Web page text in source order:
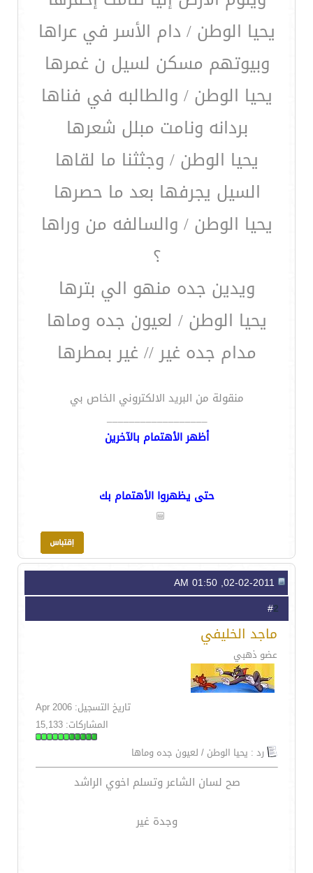
يحيا الوطن / دام الأسر في عراها
وبيوتهم مسكن لسيل ن غمرها
يحيا الوطن / والطالبه في فناها
بردانه ونامت مبلل شعرها
يحيا الوطن / وجثثنا ما لقاها
السيل يجرفها بعد ما حصرها
يحيا الوطن / والسالفه من وراها
؟
ويدين جده منهو الي بترها
يحيا الوطن / لعيون جده وماها
مدام جده غير // غير بمطرها
منقولة من البريد الالكتروني الخاص بي
__________________
أظهر الأهتمام بالآخرين
حتى يظهروا الأهتمام بك
2
ماجد الخليفي
عضو ذهبي
تاريخ التسجيل: Apr 2006
المشاركات: 15,133
رد : يحيا الوطن / لعيون جده وماها
صح لسان الشاعر وتسلم اخوي الراشد
وجدة غير